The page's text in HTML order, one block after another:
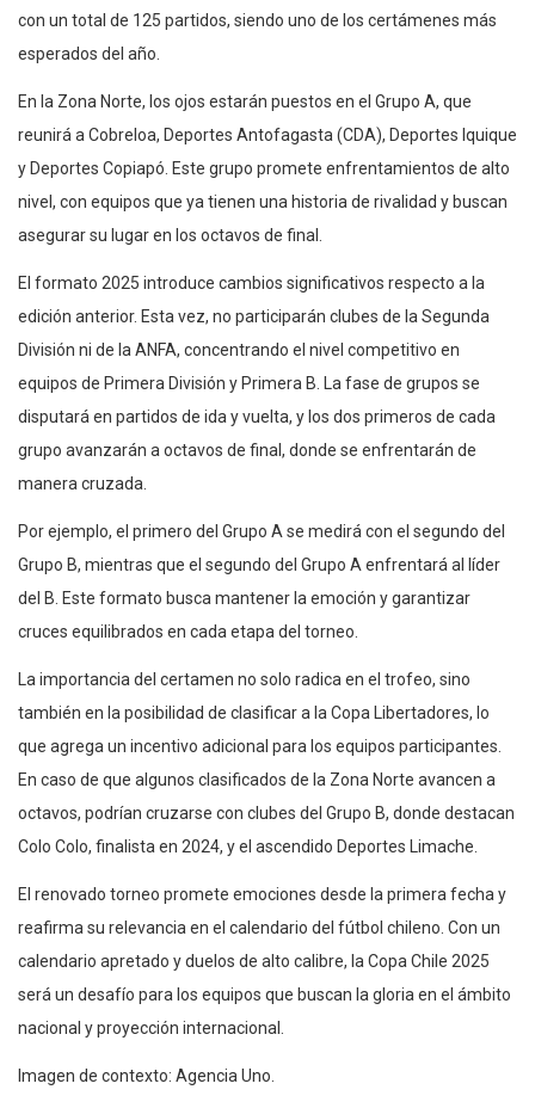
con un total de 125 partidos, siendo uno de los certámenes más
esperados del año.
En la Zona Norte, los ojos estarán puestos en el Grupo A, que
reunirá a Cobreloa, Deportes Antofagasta (CDA), Deportes Iquique
y Deportes Copiapó. Este grupo promete enfrentamientos de alto
nivel, con equipos que ya tienen una historia de rivalidad y buscan
asegurar su lugar en los octavos de final.
El formato 2025 introduce cambios significativos respecto a la
edición anterior. Esta vez, no participarán clubes de la Segunda
División ni de la ANFA, concentrando el nivel competitivo en
equipos de Primera División y Primera B. La fase de grupos se
disputará en partidos de ida y vuelta, y los dos primeros de cada
grupo avanzarán a octavos de final, donde se enfrentarán de
manera cruzada.
Por ejemplo, el primero del Grupo A se medirá con el segundo del
Grupo B, mientras que el segundo del Grupo A enfrentará al líder
del B. Este formato busca mantener la emoción y garantizar
cruces equilibrados en cada etapa del torneo.
La importancia del certamen no solo radica en el trofeo, sino
también en la posibilidad de clasificar a la Copa Libertadores, lo
que agrega un incentivo adicional para los equipos participantes.
En caso de que algunos clasificados de la Zona Norte avancen a
octavos, podrían cruzarse con clubes del Grupo B, donde destacan
Colo Colo, finalista en 2024, y el ascendido Deportes Limache.
El renovado torneo promete emociones desde la primera fecha y
reafirma su relevancia en el calendario del fútbol chileno. Con un
calendario apretado y duelos de alto calibre, la Copa Chile 2025
será un desafío para los equipos que buscan la gloria en el ámbito
nacional y proyección internacional.
Imagen de contexto: Agencia Uno.